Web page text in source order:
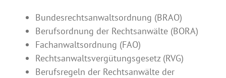
Bundesrechtsanwaltsordnung (BRAO)
Berufsordnung der Rechtsanwälte (BORA)
Fachanwaltsordnung (FAO)
Rechtsanwaltsvergütungsgesetz (RVG)
Berufsregeln der Rechtsanwälte der